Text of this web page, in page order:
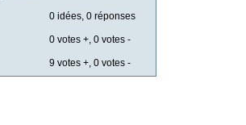
0 idées, 0 réponses
0 votes +, 0 votes -
9 votes +, 0 votes -